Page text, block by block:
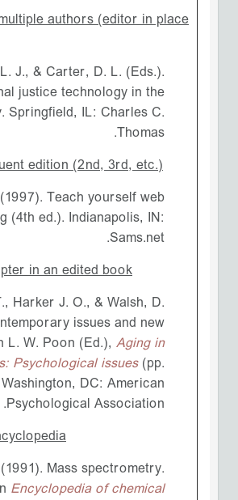
authors (editor in place
J., & Carter, D. L. (Eds.).
justice technology in the
Springfield, IL: Charles C.
Thomas.
edition (2nd, 3rd, etc.)
Teach yourself web
(4th ed.). Indianapolis, IN:
Sams.net.
in an edited book
Harker J. O., & Walsh, D.
issues and new
L. W. Poon (Ed.),Aging in
Psychological issues (pp.
DC: American
Psychological Association.
Mass spectrometry.
InEncyclopedia of chemical